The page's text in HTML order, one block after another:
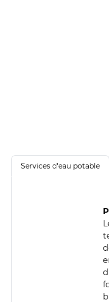
Services d'eau potable